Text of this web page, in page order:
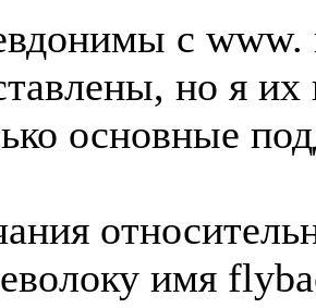
с www.
но я их
основные
имя